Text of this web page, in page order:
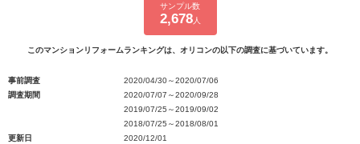
サンプル数
2,678人
このマンションリフォームランキングは、オリコンの以下の調査に基づいています。
事前調査
2020/04/30～2020/07/06
調査期間
2020/07/07～2020/09/28
2019/07/25～2019/09/02
2018/07/25～2018/08/01
更新日
2020/12/01